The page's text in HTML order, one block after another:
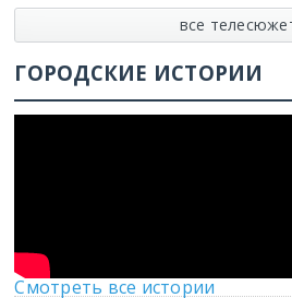
все
ГОРОДСКИЕ ИСТОРИИ
Смотреть все истории